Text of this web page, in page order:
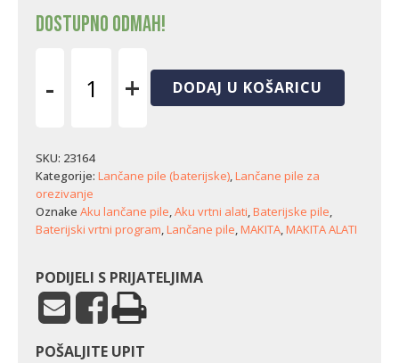
Dostupno odmah!
-
orezivanje
Makita
DUC101Z
količina
+ DODAJ U KOŠARICU
SKU: 23164
Kategorije: Lančane pile (baterijske),Lančane pile za
orezivanje
Oznake Aku lančane pile,Aku vrtni alati,Baterijske pile,
Baterijski vrtni program,Lančane pile,MAKITA,MAKITA ALATI
PODIJELI S PRIJATELJIMA
POŠALJITE UPIT